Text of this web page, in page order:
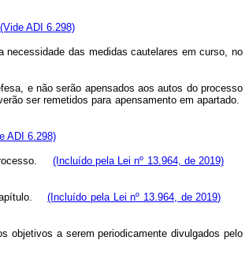
(Vide ADI 6.298)
necessidade das medidas cautelares em curso, no
e não serão apensados aos autos do processo
ser remetidos para apensamento em apartado.
ADI 6.298)
processo.(Incluído pela Lei nº 13.964, de 2019)
Capítulo.(Incluído pela Lei nº 13.964, de 2019)
objetivos a serem periodicamente divulgados pelo